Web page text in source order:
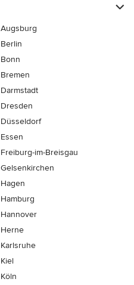
Augsburg
Berlin
Bonn
Bremen
Darmstadt
Dresden
Düsseldorf
Essen
Freiburg-im-Breisgau
Gelsenkirchen
Hagen
Hamburg
Hannover
Herne
Karlsruhe
Kiel
Köln